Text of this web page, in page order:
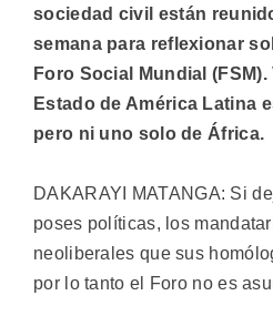
sociedad civil están
semana para reflexionar
Foro Social Mundial
Estado de América Latina
pero ni uno solo de África.
DAKARAYI MATANGA: Si
poses políticas, los
neoliberales que sus
por lo tanto el Foro no es